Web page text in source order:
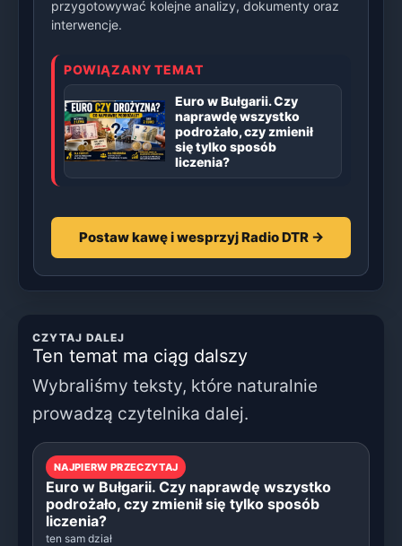
przygotowywać kolejne analizy, dokumenty oraz
interwencje.
POWIĄZANY TEMAT
Euro w Bułgarii. Czy
naprawdę wszystko
podrożało, czy zmienił
się tylko sposób
liczenia?
Postaw kawę i wesprzyj Radio DTR →
CZYTAJ DALEJ
Ten temat ma ciąg dalszy
Wybraliśmy teksty, które naturalnie
prowadzą czytelnika dalej.
NAJPIERW PRZECZYTAJ
Euro w Bułgarii. Czy naprawdę wszystko
podrożało, czy zmienił się tylko sposób
liczenia?
ten sam dział